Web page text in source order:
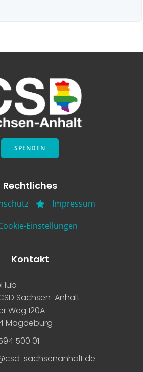
SPENDEN
Kontakt
Sachsen-Anhalt
Weg 120A
Magdeburg
500 01
sachsenanhalt.de
Rechtliches
Impressum
Einstellungen